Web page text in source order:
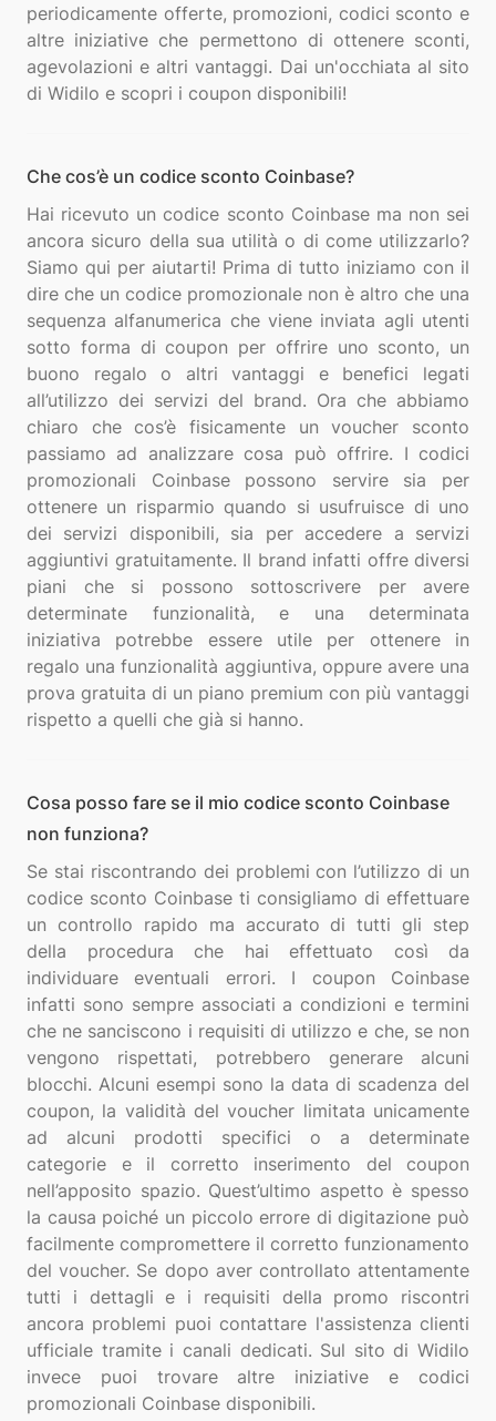
periodicamente offerte, promozioni, codici sconto e
altre iniziative che permettono di ottenere sconti,
agevolazioni e altri vantaggi. Dai un'occhiata al sito
Che cos’è un codice sconto Coinbase?
Hai ricevuto un codice sconto Coinbase ma non sei
ancora sicuro della sua utilità o di come utilizzarlo?
Siamo qui per aiutarti! Prima di tutto iniziamo con il
dire che un codice promozionale non è altro che una
sequenza alfanumerica che viene inviata agli utenti
sotto forma di coupon per offrire uno sconto, un
buono regalo o altri vantaggi e benefici legati
all’utilizzo dei servizi del brand. Ora che abbiamo
chiaro che cos’è fisicamente un voucher sconto
passiamo ad analizzare cosa può offrire. I codici
promozionali Coinbase possono servire sia per
ottenere un risparmio quando si usufruisce di uno
dei servizi disponibili, sia per accedere a servizi
aggiuntivi gratuitamente. Il brand infatti offre diversi
piani che si possono sottoscrivere per avere
determinate funzionalità, e una determinata
iniziativa potrebbe essere utile per ottenere in
regalo una funzionalità aggiuntiva, oppure avere una
prova gratuita di un piano premium con più vantaggi
Cosa posso fare se il mio codice sconto Coinbase
non funziona?
Se stai riscontrando dei problemi con l’utilizzo di un
codice sconto Coinbase ti consigliamo di effettuare
un controllo rapido ma accurato di tutti gli step
della procedura che hai effettuato così da
individuare eventuali errori. I coupon Coinbase
infatti sono sempre associati a condizioni e termini
che ne sanciscono i requisiti di utilizzo e che, se non
vengono rispettati, potrebbero generare alcuni
blocchi. Alcuni esempi sono la data di scadenza del
coupon, la validità del voucher limitata unicamente
ad alcuni prodotti specifici o a determinate
categorie e il corretto inserimento del coupon
nell’apposito spazio. Quest’ultimo aspetto è spesso
la causa poiché un piccolo errore di digitazione può
facilmente compromettere il corretto funzionamento
del voucher. Se dopo aver controllato attentamente
tutti i dettagli e i requisiti della promo riscontri
ancora problemi puoi contattare l'assistenza clienti
ufficiale tramite i canali dedicati. Sul sito di Widilo
invece puoi trovare altre iniziative e codici